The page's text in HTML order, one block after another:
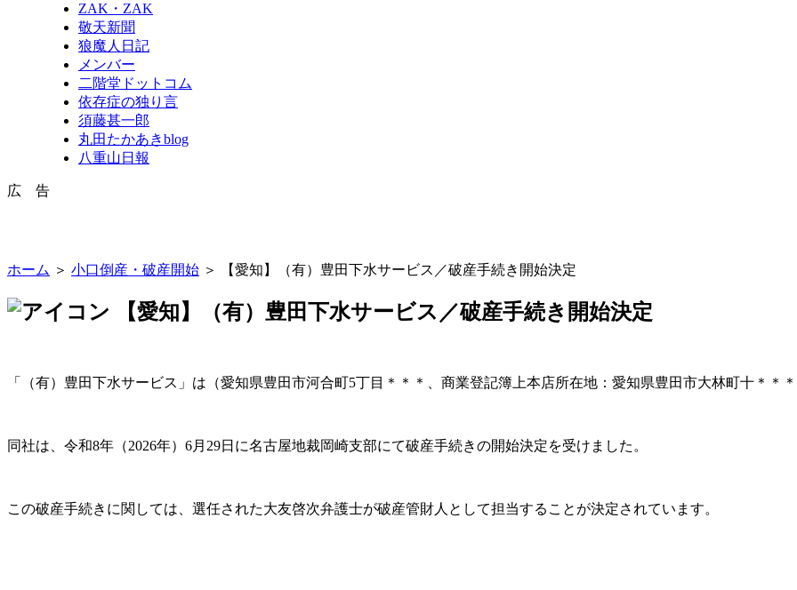
ZAK・ZAK
敬天新聞
狼魔人日記
メンバー
二階堂ドットコム
依存症の独り言
須藤甚一郎
丸田たかあきblog
八重山日報
広 告
ホーム ＞ 小口倒産・破産開始 ＞ 【愛知】（有）豊田下水サービス／破産手続き開始決定
【愛知】（有）豊田下水サービス／破産手続き開始決定
「（有）豊田下水サービス」は（愛知県豊田市河合町5丁目＊＊＊、商業登記簿上本店所在地：愛知県豊田市大林町十＊＊
同社は、令和8年（2026年）6月29日に名古屋地裁岡崎支部にて破産手続きの開始決定を受けました。
この破産手続きに関しては、選任された大友啓次弁護士が破産管財人として担当することが決定されています。